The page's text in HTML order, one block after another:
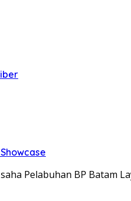
Pelabuhan BP Batam